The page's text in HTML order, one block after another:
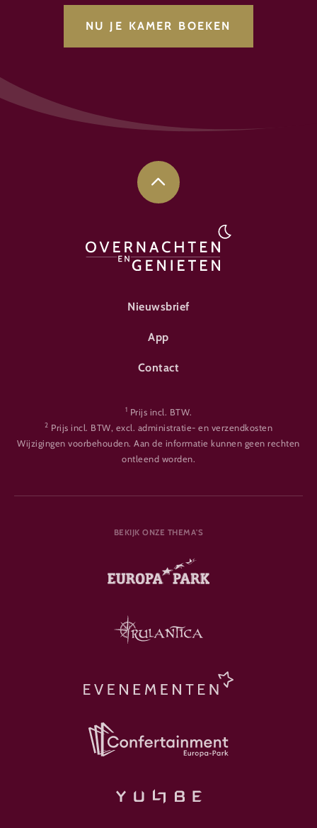
NU JE KAMER BOEKEN
FOOTER-ÜBERNACHTEN
Nieuwsbrief
App
Contact
1 Prijs incl. BTW.
2 Prijs incl. BTW, excl. administratie- en verzendkosten
Wijzigingen voorbehouden. Aan de informatie kunnen geen rechten
ontleend worden.
BEKIJK ONZE THEMA'S